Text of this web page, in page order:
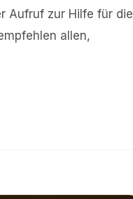
Aufruf zur Hilfe für die
allen,